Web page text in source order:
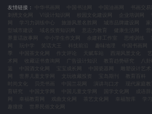
友情链接： 中华书画网 中国书法网 中国油画网 书画交易
刺绣文化网
VI设计知识网 校园文化建设网 企业培训网
网
学习力训练中心 旅游风景名胜网 城市品牌建设网
型城市建设
域名投资知识网 意志力教育 健康生活网
界童话故事网
中小学生作文网 余建祥工作室 思维训练
网
玩中学 笑话大王 科技前沿 趣味地理 中国书画网
季
中国茶文化网 作文评论 天赋车站 西湖风景文化
术网
收藏证书查询网 广告设计知识 教育趋势研究 八
中国酒文化网 宝宝成长网 中国瓷器网 雕塑设计艺术
网
世界儿童文学网 文玩收藏投资 宝岛期刊 教育百科
时尚文化
贝壳书画 中国兰花网 演讲与口才 现代家庭教
育研究
中国文学网 中国儿童文学网 国学文化网 成语辞
网
幸福教育网 戏曲文化网 茶艺文化网 幸福智库 学
趣搜搜
世界民俗文化网